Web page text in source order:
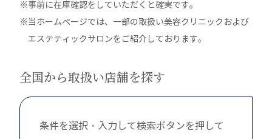
※事前に在庫確認をしていただくと確実です。
※当ホームぺージでは、一部の取扱い美容クリニックおよび
エステティックサロンをご紹介しております。
全国から取扱い店舗を探す
条件を選択・入力して検索ボタンを押して